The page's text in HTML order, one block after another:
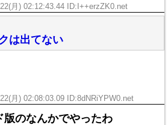
月) 02:12:43.44 ID:I++erzZK0.net
は出てない
月) 02:08:03.09 ID:8dNRiYPW0.net
のなんかでやったわ